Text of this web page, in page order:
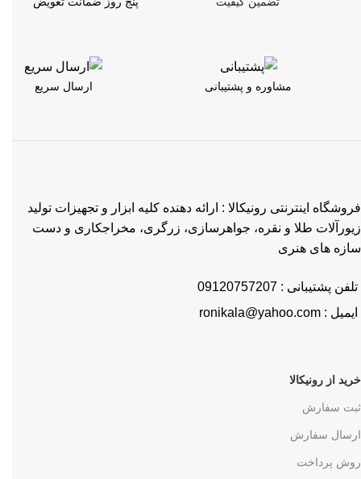
مشاوره و پشتیبانی ارسال سریع
فروشگاه اینترنتی رونیکالا : ارائه دهنده کلیه ابزار و تجهیزات تولید
زیورآلات طلا و نقره، جواهرسازی، زرگری، مخراجکاری و دست
سازه های هنری
تلفن پشتیبانی : 09120757207
ایمیل : ronikala@yahoo.com
خرید از رونیکالا
ثبت سفارش
ارسال سفارش
روش پرداخت